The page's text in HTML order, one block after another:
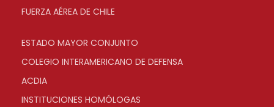
FUERZA AÉREA DE CHILE
ESTADO MAYOR CONJUNTO
COLEGIO INTERAMERICANO DE DEFENSA
ACDIA
INSTITUCIONES HOMÓLOGAS